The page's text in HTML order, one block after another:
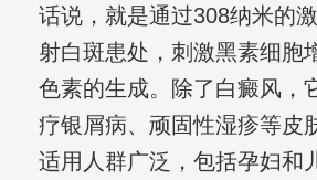
话说，就是通过308纳米的
射白斑患处，刺激黑素细胞
色素的生成。除了白癜风，
疗银屑病、顽固性湿疹等皮
适用人群广泛，包括孕妇和